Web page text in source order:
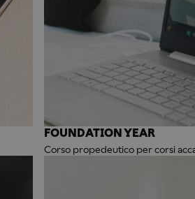
FOUNDATION YEAR
Corso propedeutico per corsi